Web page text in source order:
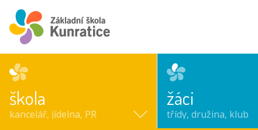
škola
kancelář, jídelna, PR
žáci
třídy, družina, klub